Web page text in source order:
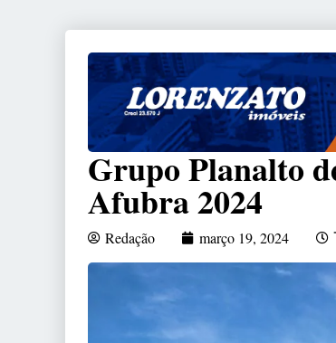
Grupo Planalto
Afubra 2024
Redação março 19, 2024